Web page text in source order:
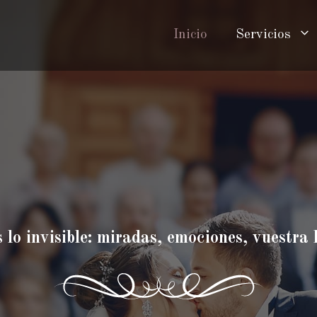
Inicio Servicios
lo invisible: miradas, emociones,